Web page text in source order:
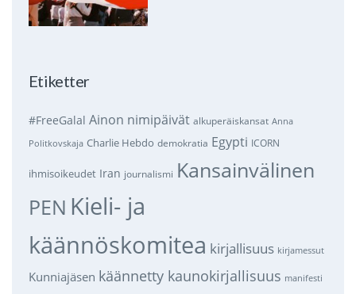
Etiketter
#FreeGalal Ainon nimipäivät alkuperäiskansat Anna
Politkovskaja Charlie Hebdo demokratia Egypti ICORN
ihmisoikeudet Iran journalismi Kansainvälinen
PEN Kieli- ja
käännöskomitea kirjallisuus kirjamessut
Kunniajäsen käännetty kaunokirjallisuus manifesti